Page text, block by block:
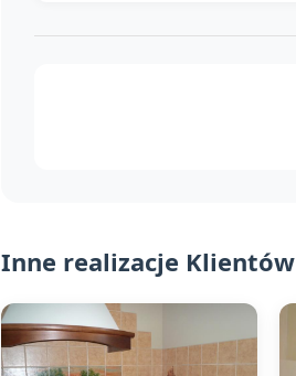
Inne realizacje Klientów